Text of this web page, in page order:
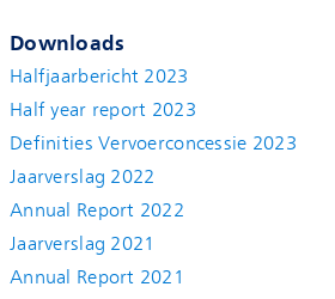
Downloads
Halfjaarbericht 2023
Half year report 2023
Definities Vervoerconcessie 2023
Jaarverslag 2022
Annual Report 2022
Jaarverslag 2021
Annual Report 2021